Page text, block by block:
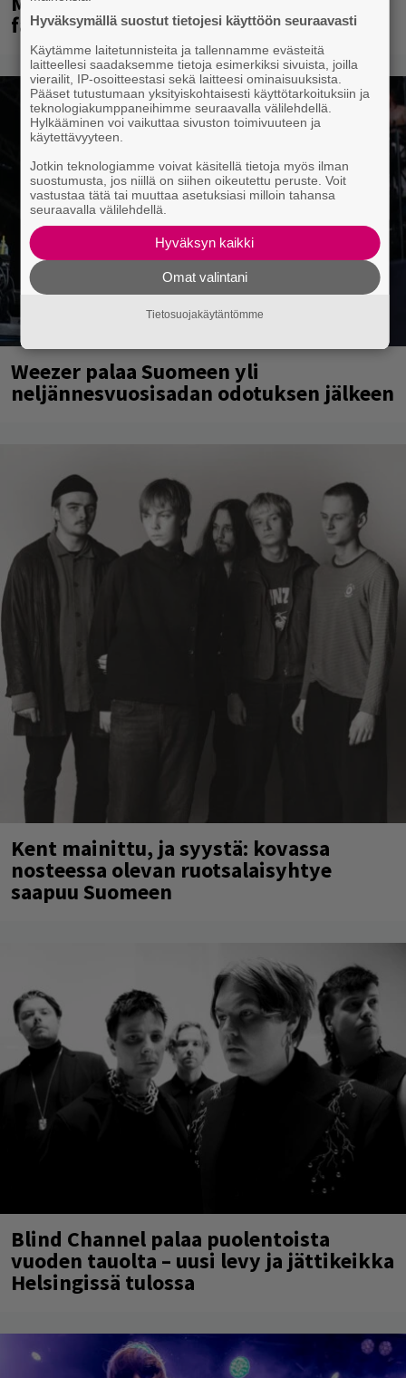
faneille
Weezer palaa Suomeen yli
neljännesvuosisadan odotuksen jälkeen
Kent mainittu, ja syystä: kovassa
nosteessa olevan ruotsalaisyhtye
saapuu Suomeen
Blind Channel palaa puolentoista
vuoden tauolta – uusi levy ja jättikeikka
Helsingissä tulossa
Hyväksymällä suostut tietojesi käyttöön seuraavasti
Käytämme laitetunnisteita ja tallennamme evästeitä
laitteellesi saadaksemme tietoja esimerkiksi sivuista, joilla
vierailit, IP-osoitteestasi sekä laitteesi ominaisuuksista.
Pääset tutustumaan yksityiskohtaisesti käyttötarkoituksiin ja
teknologiakumppaneihimme seuraavalla välilehdellä.
Hylkääminen voi vaikuttaa sivuston toimivuuteen ja
käytettävyyteen.
Jotkin teknologiamme voivat käsitellä tietoja myös ilman
suostumusta, jos niillä on siihen oikeutettu peruste. Voit
vastustaa tätä tai muuttaa asetuksiasi milloin tahansa
seuraavalla välilehdellä.
Hyväksyn kaikki
Omat valintani
Tietosuojakäytäntömme